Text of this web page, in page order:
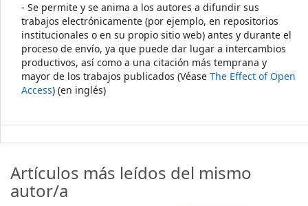
- Se permite y se anima a los autores a difundir sus
trabajos electrónicamente (por ejemplo, en repositorios
institucionales o en su propio sitio web) antes y durante el
proceso de envío, ya que puede dar lugar a intercambios
productivos, así como a una citación más temprana y
mayor de los trabajos publicados (Véase The Effect of Open
Access) (en inglés)
Artículos más leídos del mismo
autor/a